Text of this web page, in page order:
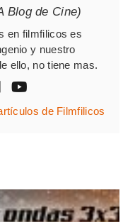
Blog de Cine)
en filmfilicos es
y nuestro
ello, no tiene mas.
de Filmfilicos